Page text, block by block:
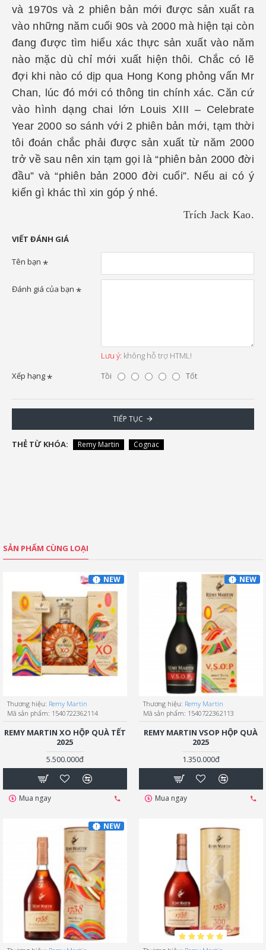
và 1970s và 2 phiên bản mới được sản xuất ra
vào những năm cuối 90s và 2000 mà hiện tại còn
đang được tìm hiểu xác thực sản xuất vào năm
nào mặc dù chỉ mới xuất hiện thôi. Chắc có lẽ
đợi khi nào có dịp qua Hong Kong phỏng vấn Mr
Chan, lúc đó mới có thông tin chính xác. Căn cứ
vào hình dạng chai lớn Louis XIII – Celebrate
Year 2000 so sánh với 2 phiên bản mới, tạm thời
tôi đoán chắc phải được sản xuất từ năm 2000
trở về sau nên xin tạm gọi là “phiên bản 2000 đời
đầu” và “phiên bản 2000 đời cuối”. Nếu ai có ý
kiến gì khác thì xin góp ý nhé.
Trích Jack Kao.
VIẾT ĐÁNH GIÁ
Tên bạn
Đánh giá của bạn
Lưu ý: không hỗ trợ HTML!
Xếp hạng
Tồi Tốt
TIẾP TỤC
THẺ TỪ KHÓA: Remy Martin Cognac
SẢN PHẨM CÙNG LOẠI
NEW
Thương hiệu: Remy Martin
Mã sản phẩm: 1540722362114
REMY MARTIN XO HỘP QUÀ TẾT
2025
5.500.000đ
Mua ngay
NEW
Thương hiệu: Remy Martin
Mã sản phẩm: 1540722362113
REMY MARTIN VSOP HỘP QUÀ
2025
1.350.000đ
Mua ngay
NEW